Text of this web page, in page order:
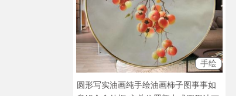
手绘
圆形写实油画纯手绘油画柿子图事事如